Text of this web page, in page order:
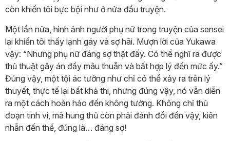
còn khiến tôi bực bội như ở nửa đầu truyện.
Một lần nữa, hình ảnh người phụ nữ trong truyện của sensei
lại khiến tôi thấy lạnh gáy và sợ hãi. Mượn lời của Yukawa
vậy: “Nhưng phụ nữ đáng sợ thật đấy. Có thể nghĩ ra được
thủ thuật gây án đầy mâu thuẫn và bất hợp lý đến mức ấy.”
Đúng vậy, một tội ác tưởng như chỉ có thể xảy ra trên lý
thuyết, thực tế lại bất khả thi, nhưng đúng vậy, nó vẫn diễn
ra một cách hoàn hảo đến không tưởng. Không chỉ thủ
đoạn tinh vi, mà hung thủ còn phải đánh đổi đến vậy, kiên
nhẫn đến thế, đúng là… đáng sợ!